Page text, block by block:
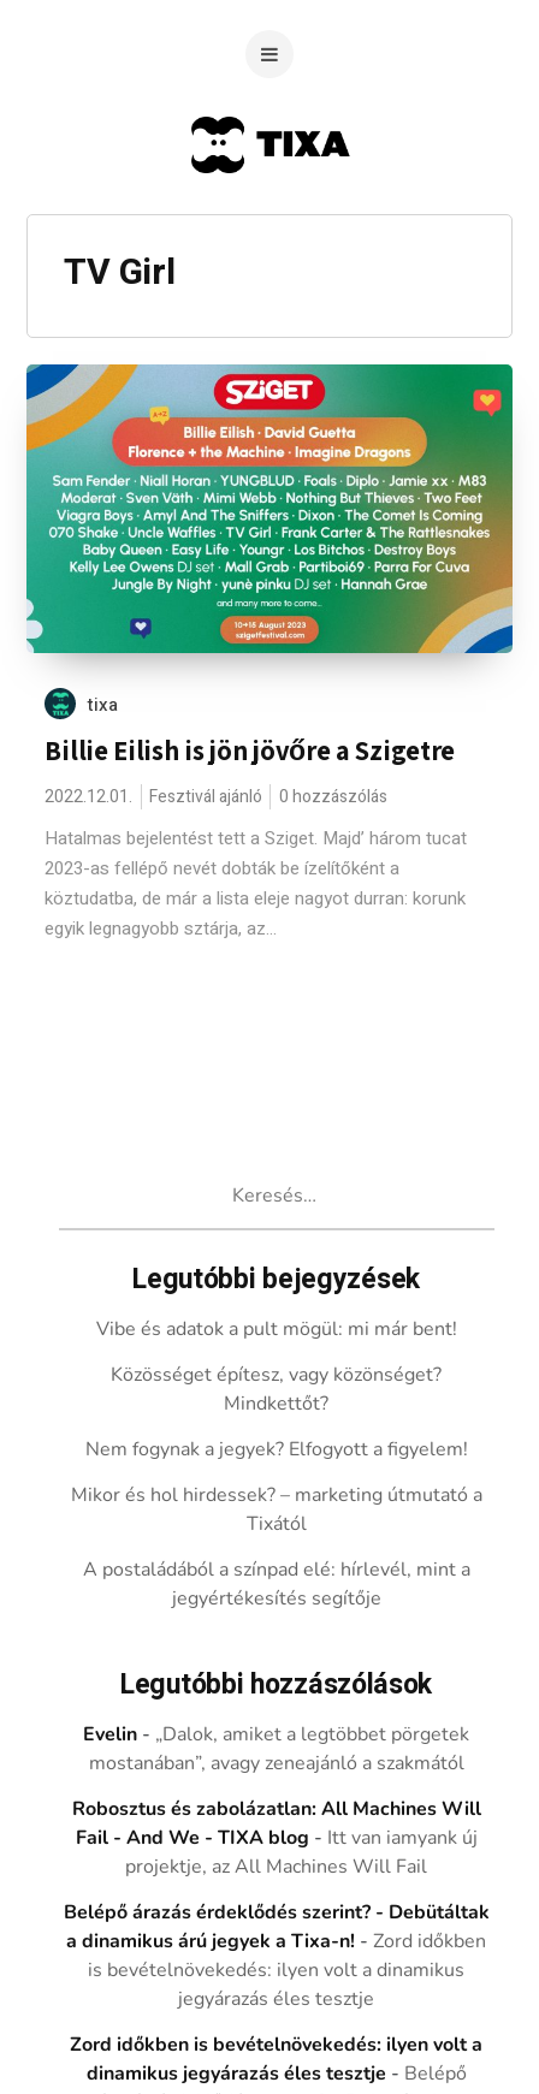
TV Girl
tixa
Billie Eilish is jön jövőre a Szigetre
2022.12.01. Fesztivál ajánló 0 hozzászólás
Hatalmas bejelentést tett a Sziget. Majd’ három tucat
2023-as fellépő nevét dobták be ízelítőként a
köztudatba, de már a lista eleje nagyot durran: korunk
egyik legnagyobb sztárja, az...
Legutóbbi bejegyzések
Vibe és adatok a pult mögül: mi már bent!
Közösséget építesz, vagy közönséget?
Mindkettőt?
Nem fogynak a jegyek? Elfogyott a figyelem!
Mikor és hol hirdessek? – marketing útmutató a
Tixától
A postaládából a színpad elé: hírlevél, mint a
jegyértékesítés segítője
Legutóbbi hozzászólások
Evelin - „Dalok, amiket a legtöbbet pörgetek
mostanában”, avagy zeneajánló a szakmától
Robosztus és zabolázatlan: All Machines Will
Fail - And We - TIXA blog - Itt van iamyank új
projektje, az All Machines Will Fail
Belépő árazás érdeklődés szerint? - Debütáltak
a dinamikus árú jegyek a Tixa-n! -Zord időkben
is bevételnövekedés: ilyen volt a dinamikus
jegyárazás éles tesztje
Zord időkben is bevételnövekedés: ilyen volt a
dinamikus jegyárazás éles tesztje - Belépő